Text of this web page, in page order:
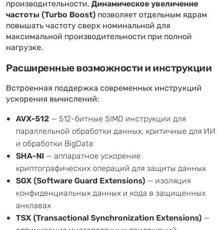
производительности. Динамическое увеличение
частоты (Turbo Boost) позволяет отдельным ядрам
повышать частоту сверх номинальной для
максимальной производительности при полной
нагрузке.
Расширенные возможности и инструкции
Встроенная поддержка современных инструкций
ускорения вычислений:
AVX-512 — 512-битные SIMD инструкции для
параллельной обработки данных, критичные для ИИ
и обработки BigData
SHA-NI — аппаратное ускорение
криптографических операций для защиты данных
SGX (Software Guard Extensions) — изоляция
конфиденциальных данных и кода в защищенных
анклавах
TSX (Transactional Synchronization Extensions) —